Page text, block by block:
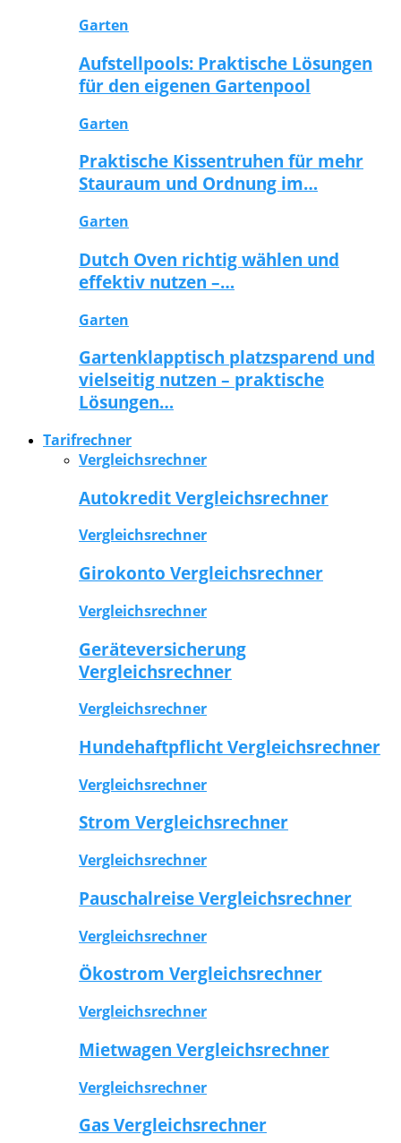
Garten
Aufstellpools: Praktische Lösungen
für den eigenen Gartenpool
Garten
Praktische Kissentruhen für mehr
Stauraum und Ordnung im…
Garten
Dutch Oven richtig wählen und
effektiv nutzen –…
Garten
Gartenklapptisch platzsparend und
vielseitig nutzen – praktische
Lösungen…
Tarifrechner
Vergleichsrechner
Autokredit Vergleichsrechner
Vergleichsrechner
Girokonto Vergleichsrechner
Vergleichsrechner
Geräteversicherung
Vergleichsrechner
Vergleichsrechner
Hundehaftpflicht Vergleichsrechner
Vergleichsrechner
Strom Vergleichsrechner
Vergleichsrechner
Pauschalreise Vergleichsrechner
Vergleichsrechner
Ökostrom Vergleichsrechner
Vergleichsrechner
Mietwagen Vergleichsrechner
Vergleichsrechner
Gas Vergleichsrechner